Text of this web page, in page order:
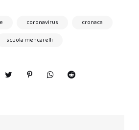
coronavirus
cronaca
scuola mencarelli